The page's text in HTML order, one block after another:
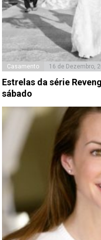
Casamento 16 de Dezembro,
Estrelas da série
sábado